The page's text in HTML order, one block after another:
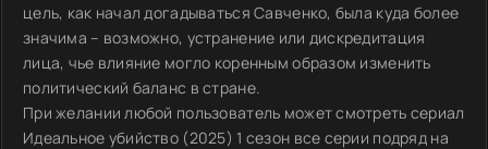
цель, как начал догадываться Савченко, была куда более
значима – возможно, устранение или дискредитация
лица, чье влияние могло коренным образом изменить
политический баланс в стране.
При желании любой пользователь может смотреть сериал
Идеальное убийство (2025) 1 сезон все серии подряд на